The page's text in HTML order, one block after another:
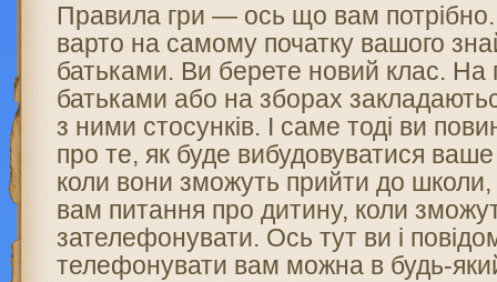
Правила гри — ось що вам потрібно.
варто на самому початку вашого
батьками. Ви берете новий клас. На
батьками або на зборах
з ними стосунків. І саме тоді ви
про те, як буде вибудовуватися ваше
коли вони зможуть прийти до
вам питання про дитину, коли
зателефонувати. Ось тут ви і
телефонувати вам можна в будь-